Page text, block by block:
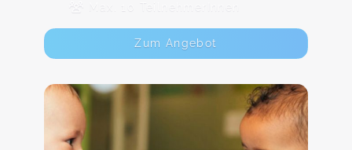
Max. 10 TeilnehmerInnen
Zum Angebot